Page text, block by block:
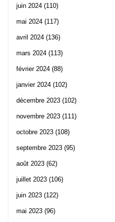
juin 2024 (110)
mai 2024 (117)
avril 2024 (136)
mars 2024 (113)
février 2024 (88)
janvier 2024 (102)
décembre 2023 (102)
novembre 2023 (111)
octobre 2023 (108)
septembre 2023 (95)
août 2023 (62)
juillet 2023 (106)
juin 2023 (122)
mai 2023 (96)